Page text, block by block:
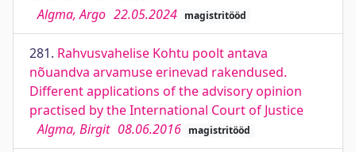
Algma, Argo 22.05.2024 magistritööd
281. Rahvusvahelise Kohtu poolt antava
nõuandva arvamuse erinevad rakendused.
Different applications of the advisory opinion
practised by the International Court of Justice
Algma, Birgit 08.06.2016 magistritööd